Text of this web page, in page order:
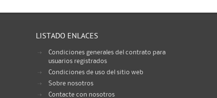
LISTADO ENLACES
Condiciones generales del contrato para
usuarios registrados
Condiciones de uso del sitio web
Sobre nosotros
Contacte con nosotros